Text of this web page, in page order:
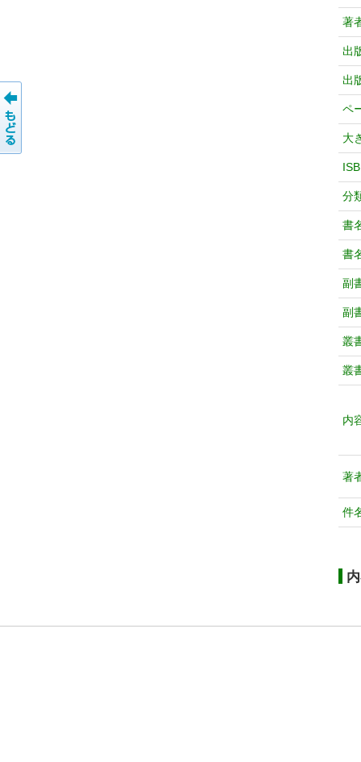
著
出
出
ペ
大
分
書
書
副
副
叢
叢
内
著
件